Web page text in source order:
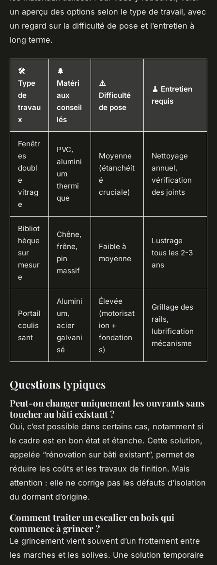
un aperçu des options selon le type de travail, avec
un regard sur la difficulté de pose et l’entretien à
long terme.
🛠️
Type
de
travau
x
🌲
Matéri
aux
conseil
lés
⚠️
Difficulté
de pose
🧹 Entretien
requis
Fenêtr
es
doubl
e
vitrag
e
PVC,
alumini
um
thermi
que
Moyenne
(étanchéit
é
cruciale)
Nettoyage
annuel,
vérification
des joints
Bibliot
hèque
sur
mesur
e
Chêne,
frêne,
pin
massif
Faible à
moyenne
Lustrage
tous les 2-3
ans
Portail
coulis
sant
Alumini
um,
acier
galvani
sé
Élevée
(motorisat
ion +
fondation
s)
Grillage des
rails,
lubrification
mécanisme
Questions typiques
Peut-on changer uniquement les ouvrants sans
toucher au bâti existant ?
Oui, c’est possible dans certains cas, notamment si
le cadre est en bon état et étanche. Cette solution,
appelée “rénovation sur bâti existant”, permet de
réduire les coûts et les travaux de finition. Mais
attention : elle ne corrige pas les défauts d’isolation
du dormant d’origine.
Comment traiter un escalier en bois qui
commence à grincer ?
Le grincement vient souvent d’un frottement entre
les marches et les solives. Une solution temporaire